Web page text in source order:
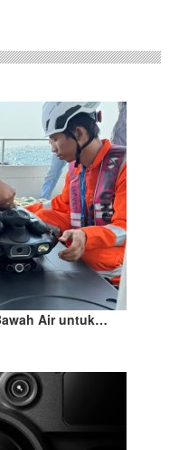
Air untuk…